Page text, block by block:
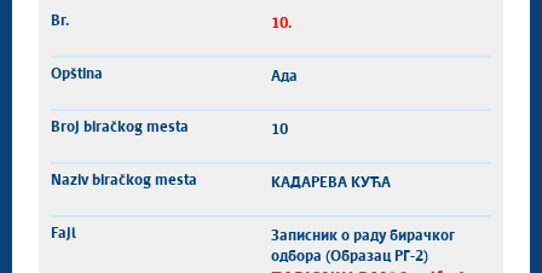
10.
Ада
10
КАДАРЕВА КУЋА
Записник о раду бирачког
одбора (Образац РГ-2)